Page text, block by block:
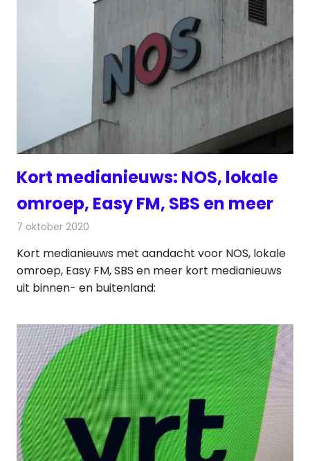
Kort medianieuws: NOS, lokale
omroep, Easy FM, SBS en meer
7 oktober 2020
Kort medianieuws met aandacht voor NOS, lokale
omroep, Easy FM, SBS en meer kort medianieuws
uit binnen- en buitenland: